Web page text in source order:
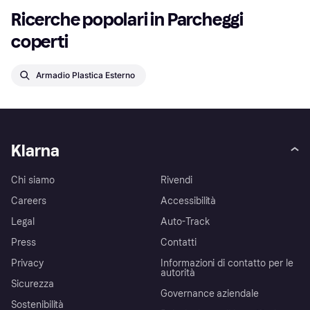
Ricerche popolari in Parcheggi
coperti
Armadio Plastica Esterno
Klarna
Chi siamo
Careers
Legal
Press
Privacy
Sicurezza
Sostenibilità
Rivendi
Accessibilità
Auto-Track
Contatti
Informazioni di contatto per le
autorità
Governance aziendale